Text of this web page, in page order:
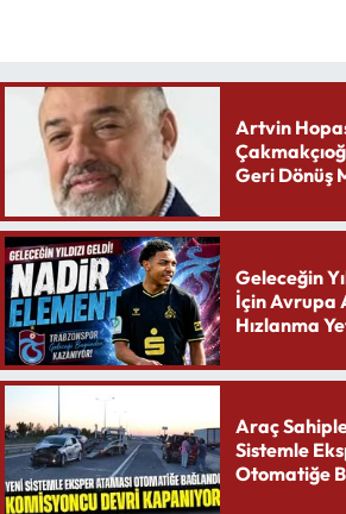
Artvin
Geri Dönüş
Geleceğin
İçin Avrupa
Hızlanma
Araç
Sistemle
Otomatiğe